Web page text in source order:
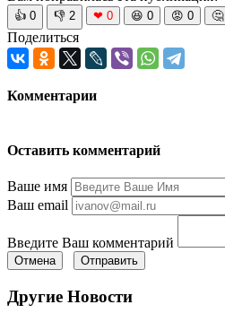
👍 0 👎 2 ❤ 0 😆 0 😡 0 🤔
Поделиться
Комментарии
Оставить комментарий
Ваше имя
Ваш email
Введите Ваш комментарий
Отмена Отправить
Другие Новости